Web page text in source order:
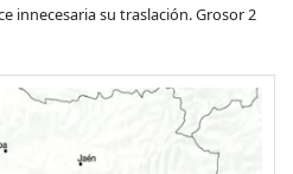
innecesaria su traslación. Grosor 2